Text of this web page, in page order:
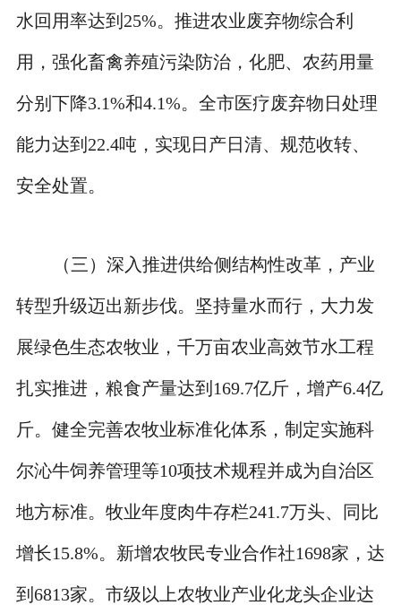
水回用率达到25%。推进农业废弃物综合利
用，强化畜禽养殖污染防治，化肥、农药用量
分别下降3.1%和4.1%。全市医疗废弃物日处理
能力达到22.4吨，实现日产日清、规范收转、
安全处置。
（三）深入推进供给侧结构性改革，产业
转型升级迈出新步伐。坚持量水而行，大力发
展绿色生态农牧业，千万亩农业高效节水工程
扎实推进，粮食产量达到169.7亿斤，增产6.4亿
斤。健全完善农牧业标准化体系，制定实施科
尔沁牛饲养管理等10项技术规程并成为自治区
地方标准。牧业年度肉牛存栏241.7万头、同比
增长15.8%。新增农牧民专业合作社1698家，达
到6813家。市级以上农牧业产业化龙头企业达